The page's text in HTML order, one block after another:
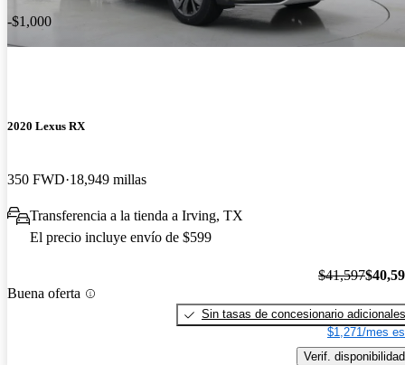
-$1,000
2020 Lexus RX
350 FWD 18,949 millas
Transferencia a la tienda a Irving, TX
El precio incluye envío de $599
Buena oferta
$41,597
Sin tasas de concesionario adicionales
$1,271/mes
Verif. disponibilidad